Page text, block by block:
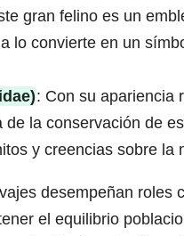
gran felino es un
lo convierte en un
: Con su apariencia
la conservación de
y creencias sobre la
desempeñan roles
el equilibrio